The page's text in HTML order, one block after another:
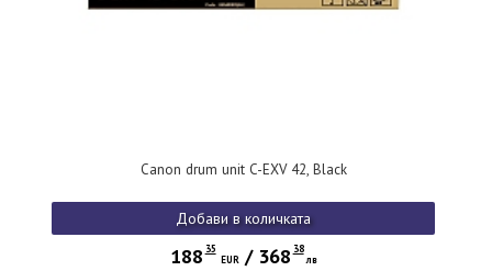
Canon drum unit C-EXV 42, Black
Добави в количката
188 35
EUR/ 368 38
лв